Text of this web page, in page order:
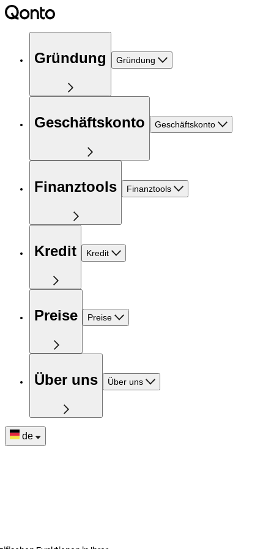
Gründung Gründung
Geschäftskonto Geschäftskonto
Finanztools Finanztools
Kredit Kredit
Preise Preise
Über uns Über uns
de